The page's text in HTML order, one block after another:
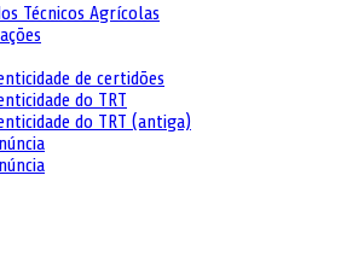
Técnicos Agrícolas
de certidões
do TRT
do TRT (antiga)